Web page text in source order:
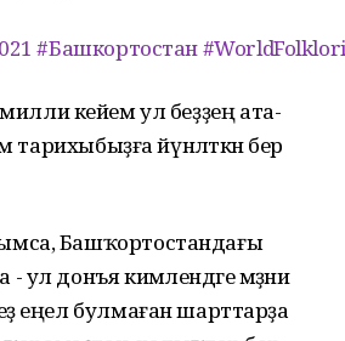
#Башкортостан
милли кейем ул беҙҙең ата-
тарихыбыҙға йүнәлткән бер
Башҡортостандағы
ул донъя кимәлендәге мәҙәни
еңел булмаған шарттарҙа